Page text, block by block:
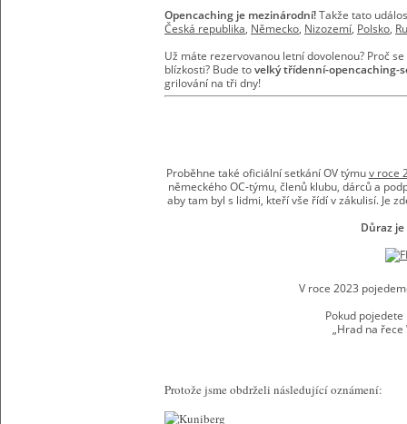
Opencaching je mezinárodní!Takže tato
Česká republika, Německo, Nizozemí, Polsko,
Už máte rezervovanou letní dovolenou? Proč
blízkosti? Bude tovelký třídenní-opencaching-
grilování na tři dny!
Proběhne také oficiální setkání OV týmuv roce
německého OC-týmu, členů klubu, dárců a
aby tam byl s lidmi, kteří vše řídí v zákulisí. Je
Důraz
V roce 2023
Pokud
„Hrad na
Protože jsme obdrželi následující oznámení: